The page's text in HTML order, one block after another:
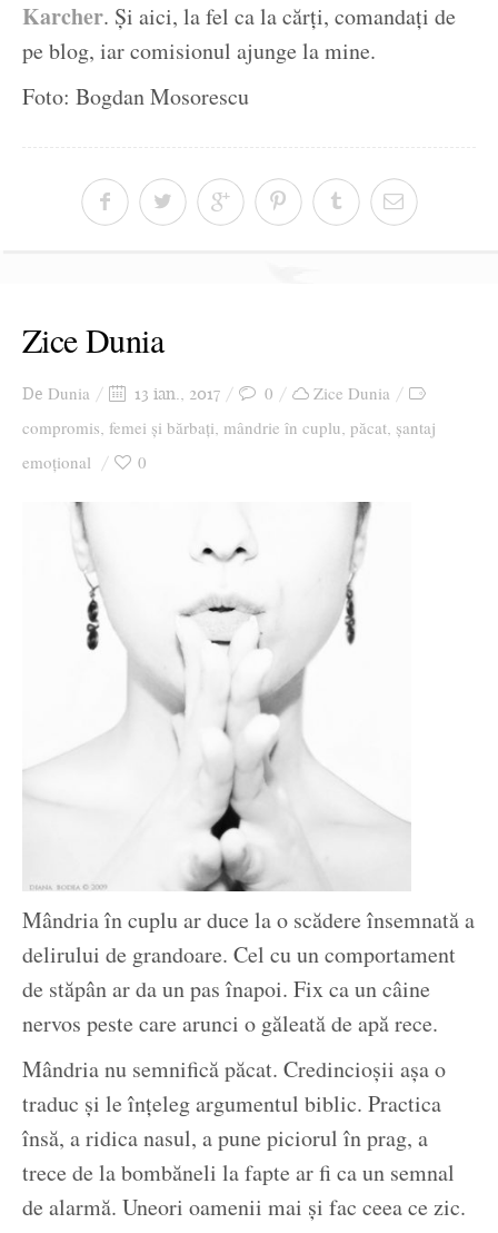
Karcher. Și aici, la fel ca la cărți, comandați de
pe blog, iar comisionul ajunge la mine.
Foto: Bogdan Mosorescu
Zice Dunia
De Dunia 13 ian., 2017 0
Zice Dunia
compromis femei și bărbați mândrie în cuplu păcat șantaj
emoțional
0
Mândria în cuplu ar duce la o scădere însemnată a
delirului de grandoare. Cel cu un comportament
de stăpân ar da un pas înapoi. Fix ca un câine
nervos peste care arunci o găleată de apă rece.
Mândria nu semnifică păcat. Credincioșii așa o
traduc și le înțeleg argumentul biblic. Practica
însă, a ridica nasul, a pune piciorul în prag, a
trece de la bombăneli la fapte ar fi ca un semnal
de alarmă. Uneori oamenii mai și fac ceea ce zic.